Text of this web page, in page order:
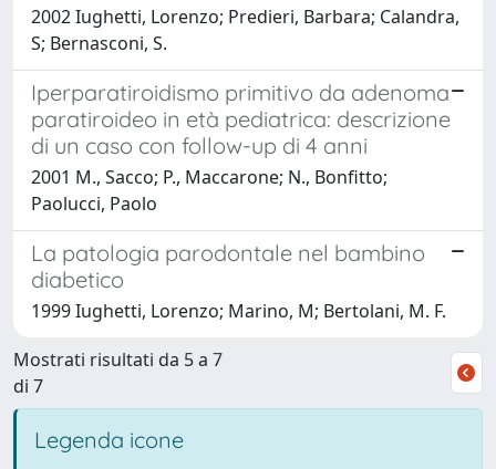
2002 Iughetti, Lorenzo; Predieri, Barbara; Calandra,
S; Bernasconi, S.
Iperparatiroidismo primitivo da adenoma
paratiroideo in età pediatrica: descrizione
di un caso con follow-up di 4 anni
2001 M., Sacco; P., Maccarone; N., Bonfitto;
Paolucci, Paolo
La patologia parodontale nel bambino
diabetico
1999 Iughetti, Lorenzo; Marino, M; Bertolani, M. F.
Mostrati risultati da 5 a 7
di 7
Legenda icone